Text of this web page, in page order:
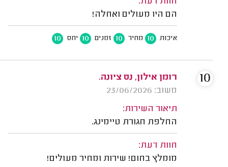
הם היו מעולים ואחלה!
איכות 10 מחיר 10 זמנים 10 יחס 10
רומן אילון, נס ציונה.
משוב: 23/06/2026
תיאור השירות:
החלפת חגורת טיימינג.
חוות דעת:
מומלץ בחום! שירות ומחיר מעולים!
10